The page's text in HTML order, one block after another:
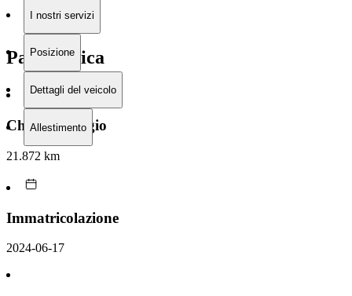
I nostri servizi
Posizione
Dettagli del veicolo
Allestimento
Panoramica
Chilometraggio
21.872 km
Immatricolazione
2024-06-17